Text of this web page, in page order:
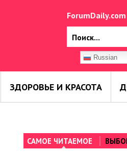
ForumDaily.com
Russian
ЗДОРОВЬЕ И КРАСОТА
САМОЕ ЧИТАЕМОЕ